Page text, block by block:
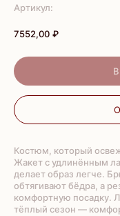
Артикул:
7552,00 ₽
Костюм, который
Жакет с удлинённым
делает образ легче.
обтягивают бёдра, а
комфортную посадку.
тёплый сезон —